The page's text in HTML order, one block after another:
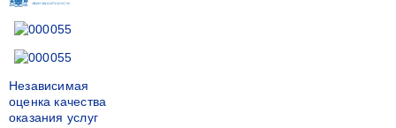
Независимая
оценка качества
оказания услуг